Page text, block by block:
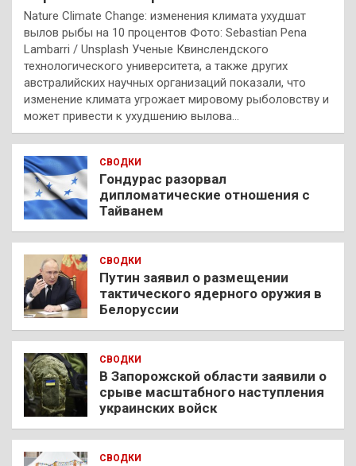
Nature Climate Change: изменения климата ухудшат
вылов рыбы на 10 процентов Фото: Sebastian Pena
Lambarri / Unsplash Ученые Квинслендского
технологического университета, а также других
австралийских научных организаций показали, что
изменение климата угрожает мировому рыболовству и
может привести к ухудшению вылова…
СВОДКИ
Гондурас разорвал
дипломатические отношения с
Тайванем
СВОДКИ
Путин заявил о размещении
тактического ядерного оружия в
Белоруссии
СВОДКИ
В Запорожской области заявили о
срыве масштабного наступления
украинских войск
СВОДКИ